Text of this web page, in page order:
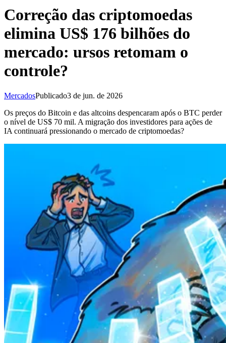
Correção das criptomoedas
elimina US$ 176 bilhões do
mercado: ursos retomam o
controle?
MercadosPublicado3 de jun. de 2026
Os preços do Bitcoin e das altcoins despencaram após o BTC perder
o nível de US$ 70 mil. A migração dos investidores para ações de
IA continuará pressionando o mercado de criptomoedas?